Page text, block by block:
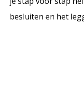
besluiten en het